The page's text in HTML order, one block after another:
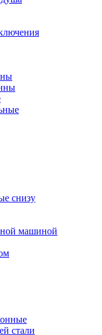
снизу
машиной
стали